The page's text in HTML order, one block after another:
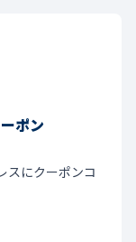
ポン
スにクーポンコ